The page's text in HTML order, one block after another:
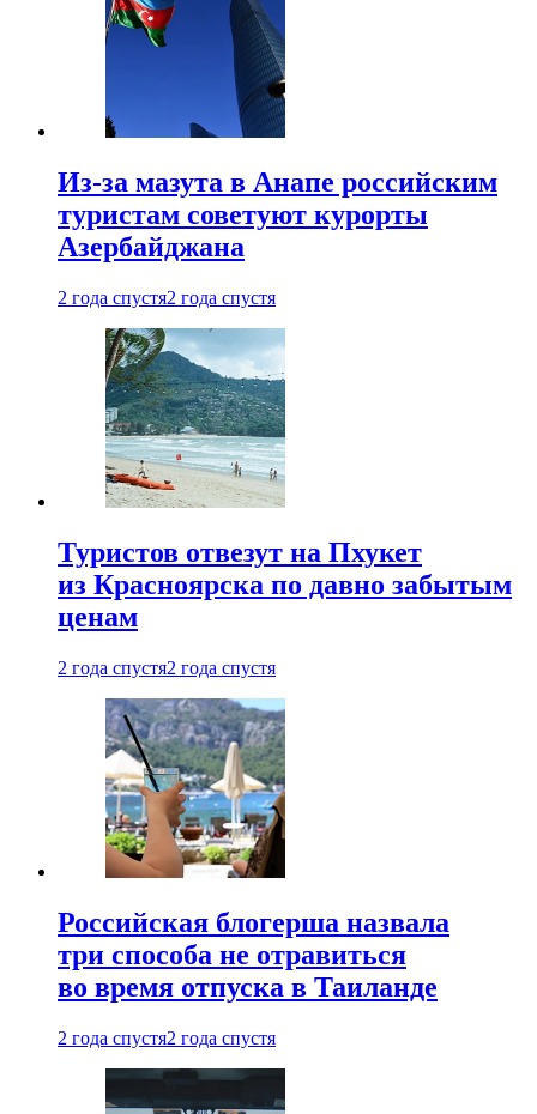
Из-за мазута в Анапе российским
туристам советуют курорты
Азербайджана
2 года спустя2 года спустя
Туристов отвезут на Пхукет
из Красноярска по давно забытым
ценам
2 года спустя2 года спустя
Российская блогерша назвала
три способа не отравиться
во время отпуска в Таиланде
2 года спустя2 года спустя